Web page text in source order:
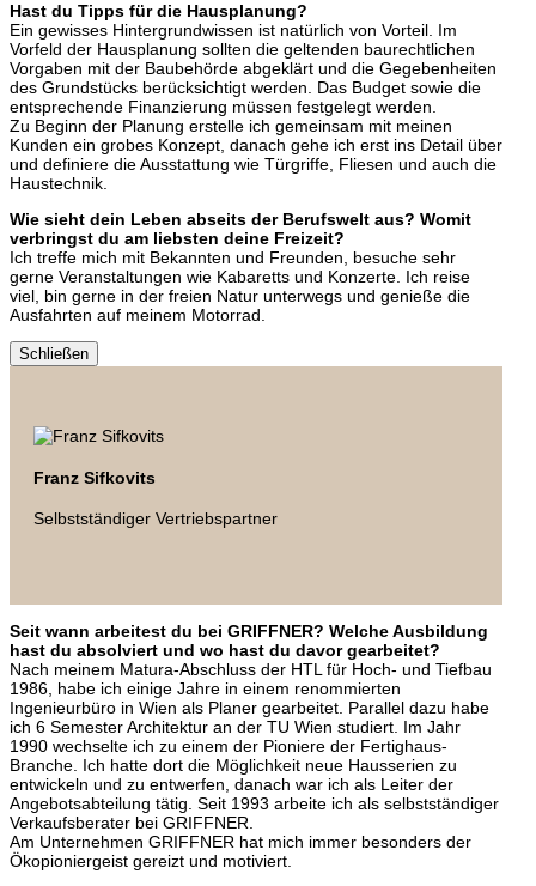
Hast du Tipps für die Hausplanung?
Ein gewisses Hintergrundwissen ist natürlich von Vorteil. Im
Vorfeld der Hausplanung sollten die geltenden baurechtlichen
Vorgaben mit der Baubehörde abgeklärt und die Gegebenheiten
des Grundstücks berücksichtigt werden. Das Budget sowie die
entsprechende Finanzierung müssen festgelegt werden.
Zu Beginn der Planung erstelle ich gemeinsam mit meinen
Kunden ein grobes Konzept, danach gehe ich erst ins Detail über
und definiere die Ausstattung wie Türgriffe, Fliesen und auch die
Haustechnik.
Wie sieht dein Leben abseits der Berufswelt aus? Womit
verbringst du am liebsten deine Freizeit?
Ich treffe mich mit Bekannten und Freunden, besuche sehr
gerne Veranstaltungen wie Kabaretts und Konzerte. Ich reise
viel, bin gerne in der freien Natur unterwegs und genieße die
Ausfahrten auf meinem Motorrad.
Schließen
Franz Sifkovits
Selbstständiger Vertriebspartner
Seit wann arbeitest du bei GRIFFNER? Welche Ausbildung
hast du absolviert und wo hast du davor gearbeitet?
Nach meinem Matura-Abschluss der HTL für Hoch- und Tiefbau
1986, habe ich einige Jahre in einem renommierten
Ingenieurbüro in Wien als Planer gearbeitet. Parallel dazu habe
ich 6 Semester Architektur an der TU Wien studiert. Im Jahr
1990 wechselte ich zu einem der Pioniere der Fertighaus-
Branche. Ich hatte dort die Möglichkeit neue Hausserien zu
entwickeln und zu entwerfen, danach war ich als Leiter der
Angebotsabteilung tätig. Seit 1993 arbeite ich als selbstständiger
Verkaufsberater bei GRIFFNER.
Am Unternehmen GRIFFNER hat mich immer besonders der
Ökopioniergeist gereizt und motiviert.